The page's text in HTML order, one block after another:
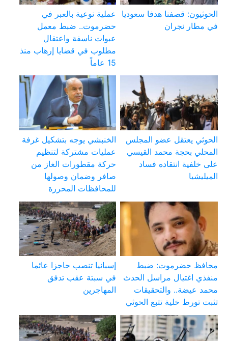
الحوثيون: قصفنا هدفا سعوديا
في مطار نجران
عملية نوعية بالعبر في
حضرموت.. ضبط معمل
عبوات ناسفة واعتقال
مطلوب في قضايا إرهاب منذ
15 عاماً
الحوثي يعتقل عضو المجلس
المحلي بحجة محمد القيسي
على خلفية انتقاده فساد
الميليشيا
الخنبشي يوجه بتشكيل غرفة
عمليات مشتركة لتنظيم
حركة مقطورات الغاز من
صافر وضمان وصولها
للمحافظات المحررة
محافظ حضرموت: ضبط
منفذي اغتيال مراسل الحدث
محمد عيضة.. والتحقيقات
تثبت تورط خلية تتبع الحوثي
إسبانيا تنصب حاجزا عائما
في سبتة عقب تدفق
المهاجرين